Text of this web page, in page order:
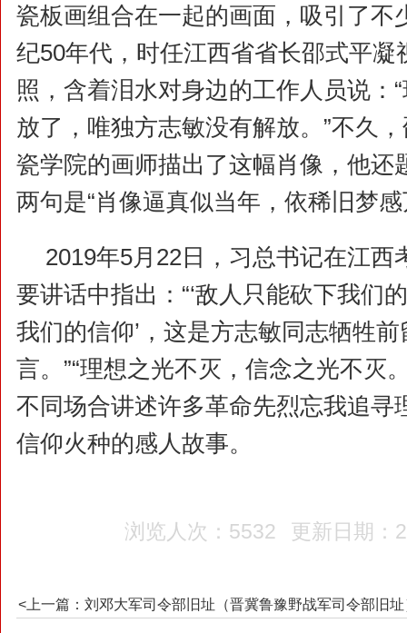
瓷板画组合在一起的画面，吸引了不
纪50年代，时任江西省省长邵式平凝
照，含着泪水对身边的工作人员说：
放了，唯独方志敏没有解放。”不久
瓷学院的画师描出了这幅肖像，他还
两句是“肖像逼真似当年，依稀旧梦感
2019年5月22日，习总书记在江西
要讲话中指出：“‘敌人只能砍下我们
我们的信仰’，这是方志敏同志牺牲
言。”“理想之光不灭，信念之光不灭
不同场合讲述许多革命先烈忘我追寻
信仰火种的感人故事。
浏览人次：5532 更新日期：
<上一篇：刘邓大军司令部旧址（晋冀鲁豫野战军司令部旧址